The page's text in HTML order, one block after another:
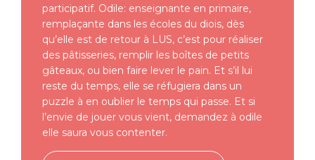
participatif. Odile: enseignante en primaire,
remplaçante dans les écoles du diois, dès
qu’elle est de retour à LUS, c’est pour réaliser
des pâtisseries, remplir les boîtes de petits
gâteaux, ou bien faire lever le pain. Et s’il lui
reste du temps, elle se réfugiera dans un
puzzle à en oublier le temps qui passe. Et si
l’envie de jouer vous vient, demandez à odile
elle saura vous contenter.